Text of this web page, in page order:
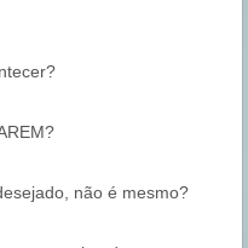
não é mesmo?